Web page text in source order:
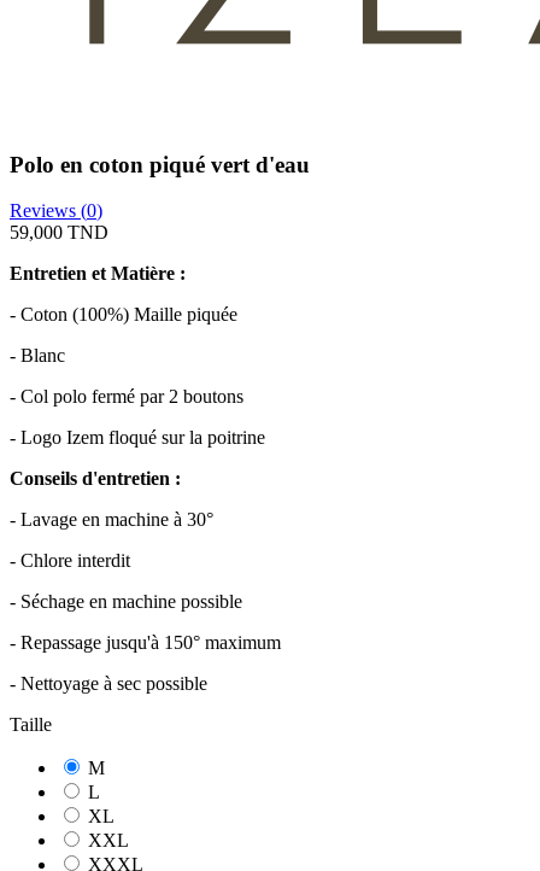
Polo en coton piqué vert d'eau
Reviews (0)
59,000 TND
Entretien et Matière :
- Coton (100%) Maille piquée
- Blanc
- Col polo fermé par 2 boutons
- Logo Izem floqué sur la poitrine
Conseils d'entretien :
- Lavage en machine à 30°
- Chlore interdit
- Séchage en machine possible
- Repassage jusqu'à 150° maximum
- Nettoyage à sec possible
Taille
M
L
XL
XXL
XXXL